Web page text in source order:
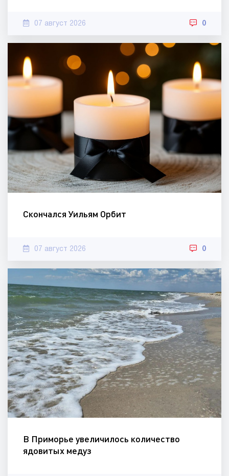
07 август 2026 0
Скончался Уильям Орбит
07 август 2026 0
В Приморье увеличилось количество
ядовитых медуз